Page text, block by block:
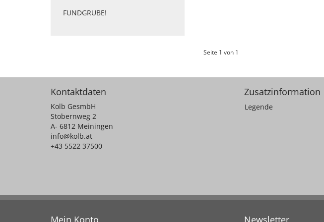
FUNDGRUBE!
Seite 1 von 1
Kontaktdaten
Kolb GesmbH
Stobernweg 2
A- 6812 Meiningen
info@kolb.at
+43 5522 37500
Zusatzinformation
Legende
Mein Konto Newsletter